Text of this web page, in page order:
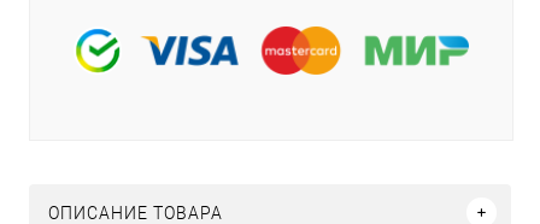
ОПИСАНИЕ ТОВАРА